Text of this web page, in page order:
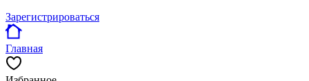
Зарегистрироваться
Главная